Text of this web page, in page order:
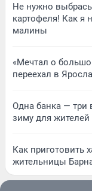
Не нужно
картофеля! Как я
малины
«Мечтал о
переехал в
Одна банка — три
зиму для жителей
Как приготовить
жительницы